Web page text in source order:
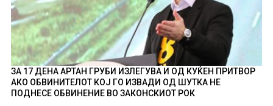
ЗА 17 ДЕНА АРТАН ГРУБИ ИЗЛЕГУВА И ОД КУЌЕН ПРИТВОР
АКО ОБВИНИТЕЛОТ КОЈ ГО ИЗВАДИ ОД ШУТКА НЕ
ПОДНЕСЕ ОБВИНЕНИЕ ВО ЗАКОНСКИОТ РОК